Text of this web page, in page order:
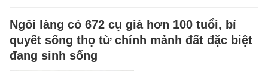
Ngôi làng có 672 cụ già hơn 100 tuổi, bí
quyết sống thọ từ chính mảnh đất đặc biệt
đang sinh sống